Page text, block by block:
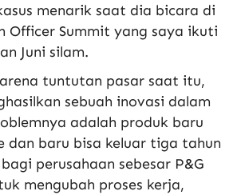
menarik saat dia bicara di
Officer Summit yang saya ikuti
Juni silam.
tuntutan pasar saat itu,
sebuah inovasi dalam
adalah produk baru
dan baru bisa keluar tiga tahun
perusahaan sebesar P&G
mengubah proses kerja,